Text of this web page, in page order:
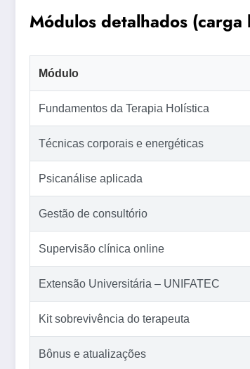
Módulos detalhados
Módulo
Fundamentos da Terapia Holística
Técnicas corporais e energéticas
Psicanálise aplicada
Gestão de consultório
Supervisão clínica online
Extensão Universitária – UNIFATEC
Kit sobrevivência do terapeuta
Bônus e atualizações